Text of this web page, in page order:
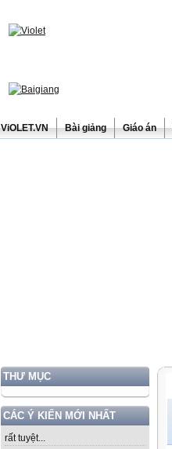
ViOLET.VN Bài giảng Giáo án
THƯ MỤC
CÁC Ý KIẾN MỚI NHẤT
rất tuyệt...